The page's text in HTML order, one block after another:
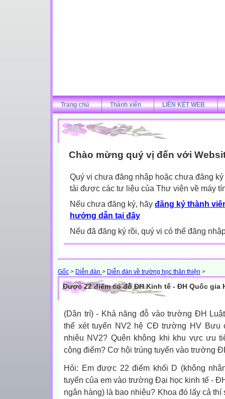
Trang chủ Thành viên LIÊN KẾT WEB
Chào mừng quý vị đến với
Quý vị chưa đăng nhập hoặc chưa đăng
tải được các tư liệu của Thư viện về máy
Nếu chưa đăng ký, hãy đăng ký thành
hướng dẫn tại đây
Nếu đã đăng ký rồi, quý vị có thể đăng
Gốc > Diễn đàn > Diễn đàn về trường học thân thiện >
Được 22 điểm có đỗ ĐH Kinh tế - ĐH Quốc gia
(Dân trí) - Khả năng đỗ vào trường ĐH
thể xét tuyển NV2 hệ CĐ trường HV
nhiêu NV2? Quên không khi khu vực ưu
cộng điểm? Cơ hội trúng tuyển vào trường
Hỏi: Em được 22 điểm khối D (không
tuyển của em vào trường Đại học kinh tế -
ngân hàng) là bao nhiêu? Khoa đó lấy cả